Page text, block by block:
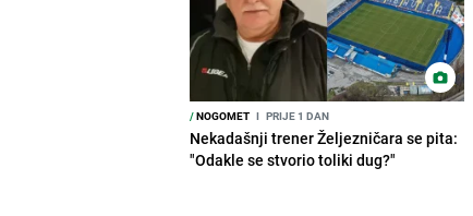
/NOGOMET I PRIJE 1 DAN
Nekadašnji trener Željezničara se pita:
"Odakle se stvorio toliki dug?"